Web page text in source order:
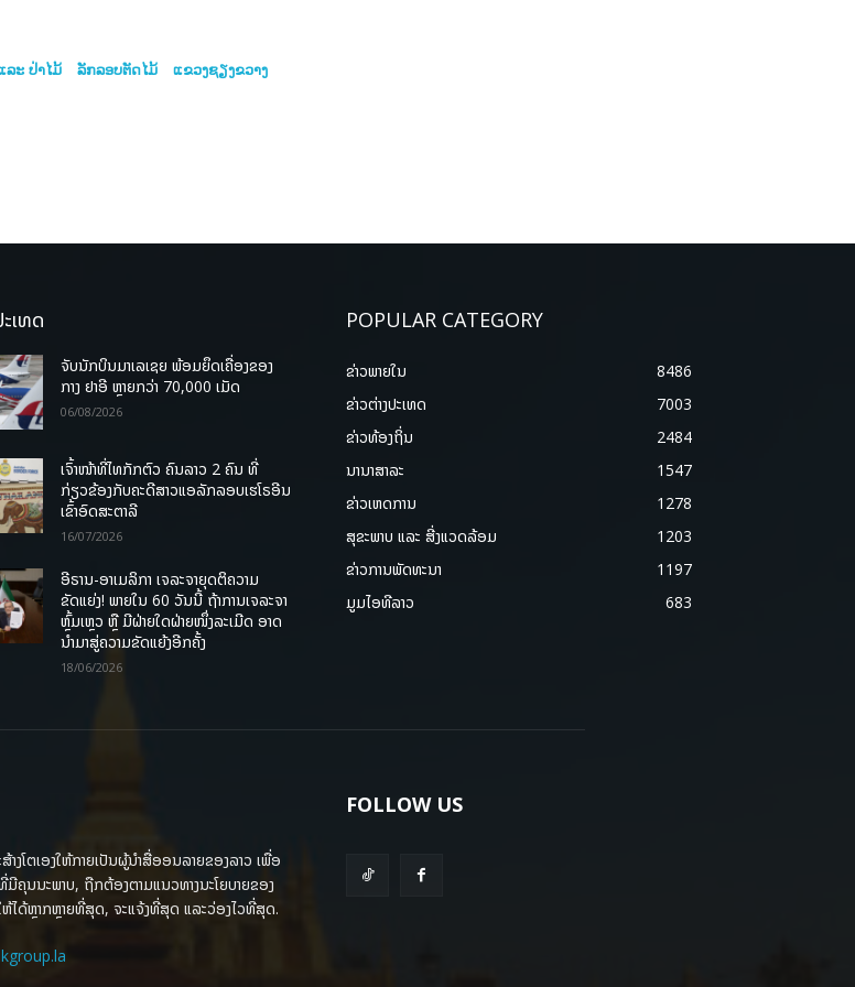
ະ ປ່າໄມ້ ລັກລອບຕັດໄມ້
ແຂວງຊຽງຂວາງ
ເທດ
ຈັບນັກບິນມາເລເຊຍ ພ້ອມຍຶດເຄື່ອງຂອງ
ກາງ ຢາອີ ຫຼາຍກວ່າ 70,000 ເມັດ
06/08/2026
ເຈົ້າໜ້າທີ່ໄທກັກຕົວ ຄົນລາວ 2 ຄົນ ທີ່
ກ່ຽວຂ້ອງກັບຄະດີສາວແອລັກລອບເຮໂຣອີນ
ເຂົ້າອົດສະຕາລີ
16/07/2026
ອີຣານ-ອາເມລິກາ ເຈລະຈາຍຸດຕິຄວາມ
ຂັດແຍ່ງ! ພາຍໃນ 60 ວັນນີ້ ຖ້າການເຈລະຈາ
ຫຼົ້ມເຫຼວ ຫຼື ມີຝ່າຍໃດຝ່າຍໜຶ່ງລະເມີດ ອາດ
ນໍາມາສູ່ຄວາມຂັດແຍ້ງອີກຄັ້ງ
18/06/2026
POPULAR CATEGORY
ຂ່າວພາຍ​ໃນ
8486
ຂ່າວຕ່າງປະເທດ
7003
ຂ່າວທ້ອງຖິ່ນ
2484
ນານາສາລະ
1547
ຂ່າວເຫດການ
1278
ສຸຂະພາບ ແລະ ສີ່ງແວດລ້ອມ
1203
ຂ່າວການພັດທະນາ
1197
ມູມໄອທີລາວ
683
ງໂຕເອງໃຫ້ກາຍເປັນຜູ້ນຳສື່ອອນລາຍຂອງລາວ ເພື່ອ
ຄຸນນະພາບ, ຖືກຕ້ອງຕາມແນວທາງນະໂຍບາຍຂອງ
ໄດ້ຫຼາກຫຼາຍທີ່ສຸດ, ຈະແຈ້ງທີ່ສຸດ ແລະວ່ອງໄວທີ່ສຸດ.
FOLLOW US